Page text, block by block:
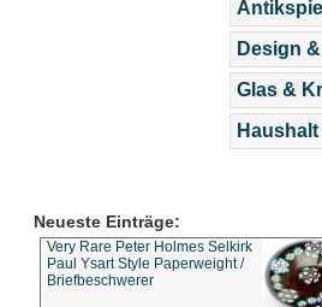
Design &
Glas &
Haushalt
Neueste Einträge:
Very Rare Peter Holmes Selkirk
Paul Ysart Style Paperweight /
Briefbeschwerer